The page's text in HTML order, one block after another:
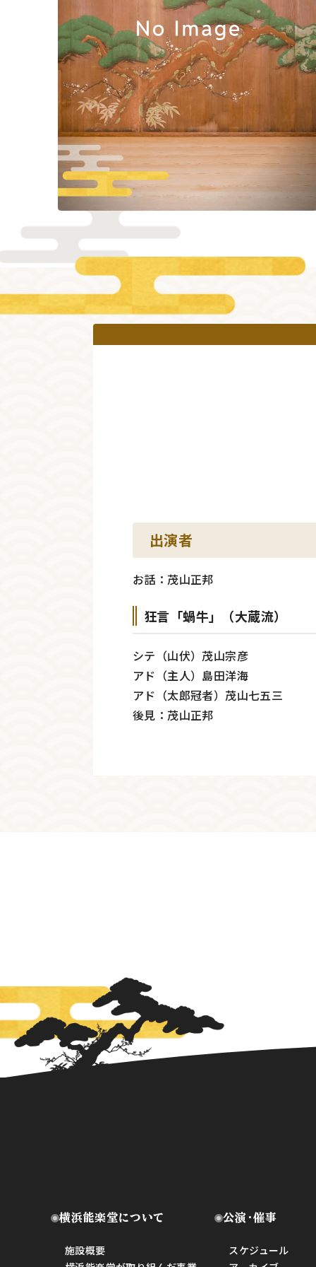
出演者
お話：茂山正邦
狂言「蝸牛」（大蔵流）
シテ（山伏）茂山宗彦
アド（主人）島田洋海
アド（太郎冠者）茂山七五三
後見：茂山正邦
横浜能楽堂について
施設概要
公演・催事
スケジュール